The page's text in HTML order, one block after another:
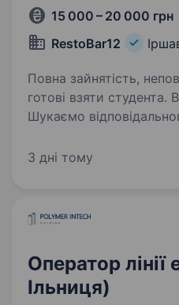
15 000 – 20 000 грн
RestoBar12
Повна зайнятість,
готові взяти студента. Вакансія: Офіціант
Шукаємо
Обов’язки: Обслуговування гостей
3 дні тому
Оператор лінії
Ільниця)